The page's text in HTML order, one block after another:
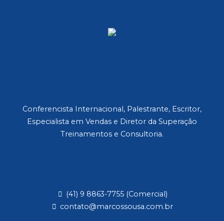
Conferencista Internacional, Palestrante, Escritor,
Especialista em Vendas e Diretor da Superação
Treinamentos e Consultoria.
(41) 9 8863-7755 (Comercial)
contato@marcossousa.com.br